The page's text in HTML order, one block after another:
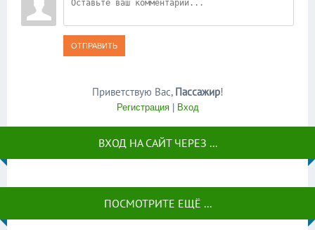
ОТПРАВИТЬ
Приветствую Вас, Пассажир!
Регистрация| Вход
ВХОД НА САЙТ ЧЕРЕЗ ...
ПОСМОТРИТЕ ЕЩЁ ...